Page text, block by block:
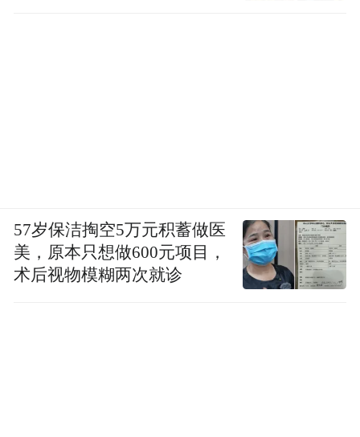
57岁保洁掏空5万元积蓄做医
美，原本只想做600元项目，
术后视物模糊两次就诊